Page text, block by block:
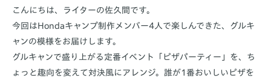
こんにちは、ライターの佐久間です。
今回はHondaキャンプ制作メンバー4人で楽しんできた、グルキ
ャンの模様をお届けします。
グルキャンで盛り上がる定番イベント「ピザパーティー」を、ち
ょっと趣向を変えて対決風にアレンジ。誰が1番おいしいピザを